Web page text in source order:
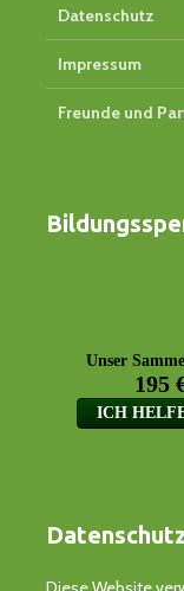
Datenschutz
Impressum
Freunde und